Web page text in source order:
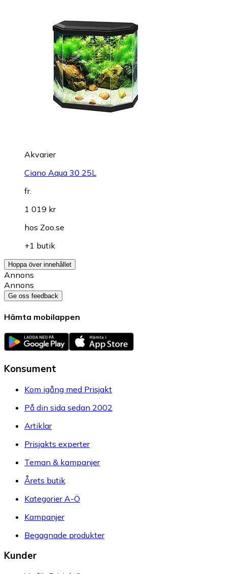
Akvarier
Ciano Aqua 30 25L
fr.
1 019 kr
hos Zoo.se
+1 butik
Hoppa över innehållet
Annons
Annons
Ge oss feedback
Hämta mobilappen
Konsument
Kom igång med Prisjakt
På din sida sedan 2002
Artiklar
Prisjakts experter
Teman & kampanjer
Årets butik
Kategorier A-Ö
Kampanjer
Begagnade produkter
Kunder